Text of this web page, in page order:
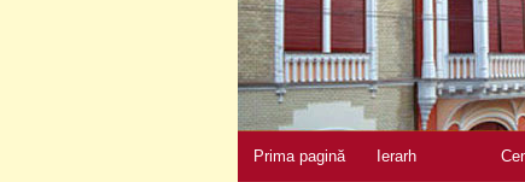
Prima pagină Ierarh